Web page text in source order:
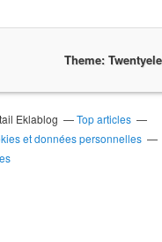
Theme:
Eklablog
Top articles
et données personnelles